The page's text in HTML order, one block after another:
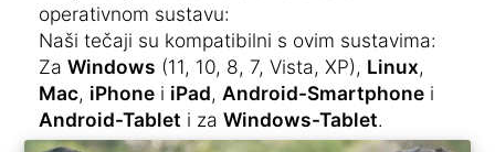
operativnom sustavu:
Naši tečaji su kompatibilni s ovim sustavima:
Za Windows (11, 10, 8, 7, Vista, XP), Linux,
Mac, iPhone i iPad, Android-Smartphone i
Android-Tablet i za Windows-Tablet.